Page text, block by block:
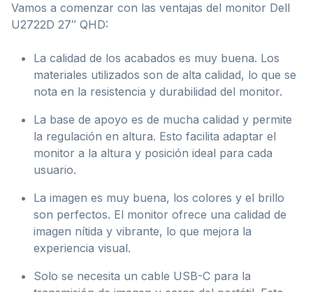
Vamos a comenzar con las ventajas del monitor Dell
U2722D 27″ QHD:
La calidad de los acabados es muy buena. Los
materiales utilizados son de alta calidad, lo que se
nota en la resistencia y durabilidad del monitor.
La base de apoyo es de mucha calidad y permite
la regulación en altura. Esto facilita adaptar el
monitor a la altura y posición ideal para cada
usuario.
La imagen es muy buena, los colores y el brillo
son perfectos. El monitor ofrece una calidad de
imagen nítida y vibrante, lo que mejora la
experiencia visual.
Solo se necesita un cable USB-C para la